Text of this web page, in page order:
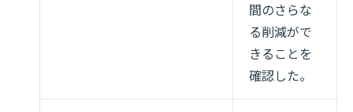
間のさらな
る削減がで
きることを
確認した。